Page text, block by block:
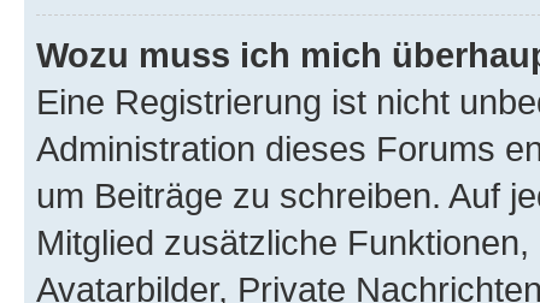
Wozu muss ich mich
Eine Registrierung ist nicht
Administration dieses Forums
um Beiträge zu schreiben. Auf
Mitglied zusätzliche
Avatarbilder, Private